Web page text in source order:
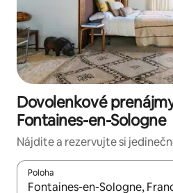
Dovolenkové
Fontaines-en-Sologne
Nájdite a rezervujte si
Poloha
Keď budú výsledky k